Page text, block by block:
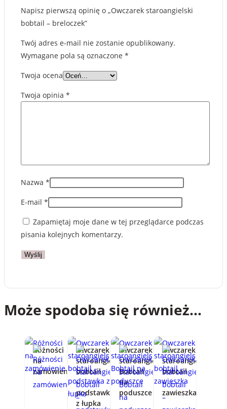
Napisz pierwszą opinię o „Owczarek staroangielski
bobtail – breloczek”
Twój adres e-mail nie zostanie opublikowany.
Wymagane pola są oznaczone *
Twoja ocena
Twoja opinia *
Nazwa *
E-mail *
Zapamiętaj moje dane w tej przeglądarce podczas
pisania kolejnych komentarzy.
Może spodoba się również…
Różności
na
zamówienie
Owczarek
staroangielski
bobtail
–
podstawka
z łupka
Owczarek
staroangielski
Bobtail
na
poduszce
Owczarek
staroangielski
bobtail
–
zawieszka